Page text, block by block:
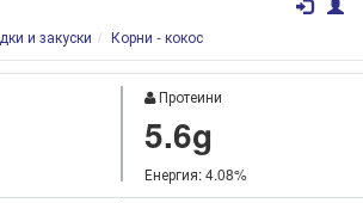
и закуски Корни - кокос
Протеини
5.6g
Енергия: 4.08%